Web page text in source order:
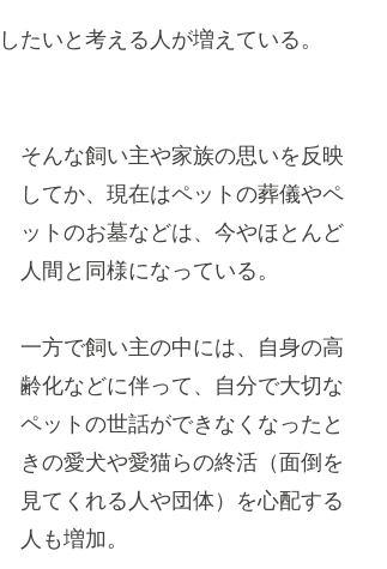
たいと考える人が増えている。
そんな飼い主や家族の思いを反映
してか、現在はペットの葬儀やペ
ットのお墓などは、今やほとんど
人間と同様になっている。
一方で飼い主の中には、自身の高
齢化などに伴って、自分で大切な
ペットの世話ができなくなったと
きの愛犬や愛猫らの終活（面倒を
見てくれる人や団体）を心配する
人も増加。